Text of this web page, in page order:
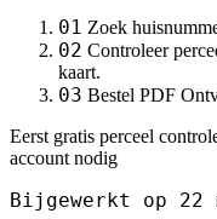
01 Zoek
02 Controleer
kaart.
03 Bestel PDF
Eerst gratis perceel
account nodig
Bijgewerkt op 22